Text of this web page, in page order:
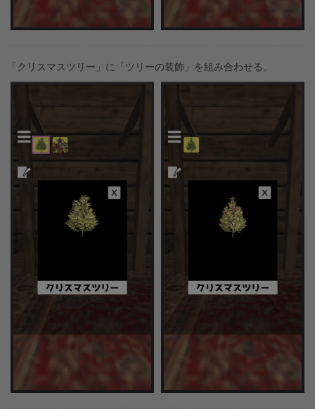
「クリスマスツリー」に「ツリーの装飾」を組み合わせる。